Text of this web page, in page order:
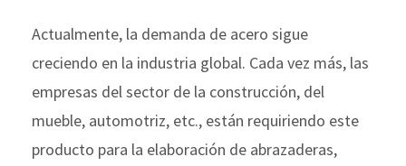
Actualmente, la demanda de acero sigue
creciendo en la industria global. Cada vez más, las
empresas del sector de la construcción, del
mueble, automotriz, etc., están requiriendo este
producto para la elaboración de abrazaderas,